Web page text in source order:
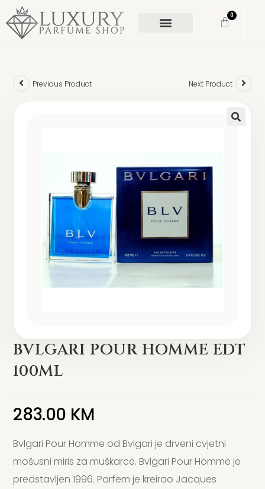
0
Previous Product Next Product
BVLGARI POUR HOMME EDT
100ML
283.00 KM
Bvlgari Pour Homme od Bvlgari je drveni cvjetni
mošusni miris za muškarce. Bvlgari Pour Homme je
predstavljen 1996. Parfem je kreirao Jacques